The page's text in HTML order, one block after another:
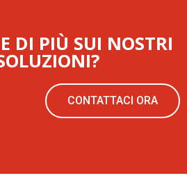
DI PIÙ SUI NOSTRI
CONTATTACI ORA